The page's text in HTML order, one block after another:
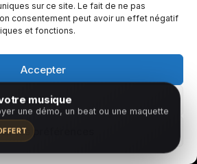
sur ce site. Le fait de ne pas
consentement peut avoir un effet négatif
et fonctions.
Accepter
Refuser
les préférences
une analyse
équipe autour de votre projet
actuelle et de vos
musique
une démo, un beat ou une maquette